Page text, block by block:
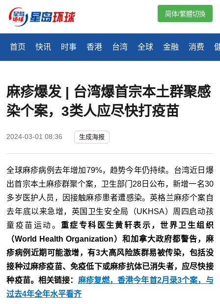
首页 快讯 时事 香港 台湾 全球 金融 消费
简体/繁體切換
麻疹爆发 | 台湾爆首宗本土群聚感
染个案，3类人应尽快打疫苗
2024-03-01 08:36 生成海报
全球麻疹病例去年增加79%，趋势今年仍持续。台湾近日爆
出首宗本土麻疹群聚个案，卫生部门28日公布，新增一名30
多岁医护人员，因接触麻疹患者遭感染。英格兰麻疹个案自
去年底以来急增，英国卫生安全局（UKHSA）周四启动孩
童疫苗运动。 重症专科医生黄轩表示，世界卫生组织
（World Health Organization）和加拿大政府都警告，麻
疹病例近期可能激增，有3大高风险族群易被传染，包括没
接种过麻疹疫苗、免疫低下或麻疹抗体已消失者，应尽快接
种疫苗。 相关链接： 麻疹复燃，香港今年首2月录3个案，与
过去4年全年水平看齐